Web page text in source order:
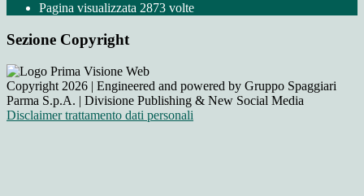
Pagina visualizzata 2873 volte
Sezione Copyright
Copyright 2026 | Engineered and powered by Gruppo Spaggiari
Parma S.p.A. | Divisione Publishing & New Social Media
Disclaimer trattamento dati personali